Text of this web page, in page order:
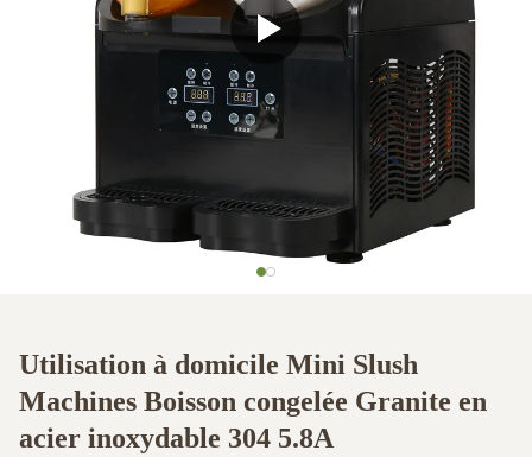
Utilisation à domicile Mini Slush
Machines Boisson congelée Granite en
acier inoxydable 304 5.8A